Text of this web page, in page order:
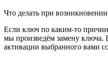
Что делать при
Если ключ по каким-то
мы произведём замену ключа.
активации выбранного вами